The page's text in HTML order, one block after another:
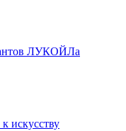
ЛУКОЙЛа
искусству